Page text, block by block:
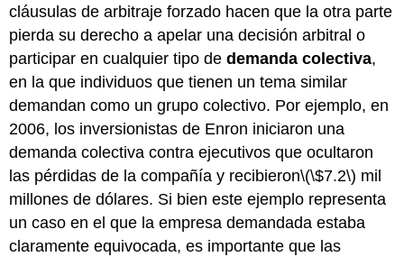
cláusulas de arbitraje forzado hacen que la otra parte
pierda su derecho a apelar una decisión arbitral o
participar en cualquier tipo dedemanda colectiva,
en la que individuos que tienen un tema similar
demandan como un grupo colectivo. Por ejemplo, en
2006, los inversionistas de Enron iniciaron una
demanda colectiva contra ejecutivos que ocultaron
las pérdidas de la compañía y recibieron\(\$7.2\) mil
millones de dólares. Si bien este ejemplo representa
un caso en el que la empresa demandada estaba
claramente equivocada, es importante que las